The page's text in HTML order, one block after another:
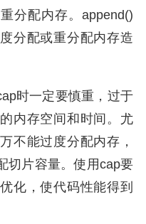
分配内存。append()
分配或重分配内存造
时一定要慎重，过于
内存空间和时间。尤
不能过度分配内存，
切片容量。使用cap要
化，使代码性能得到